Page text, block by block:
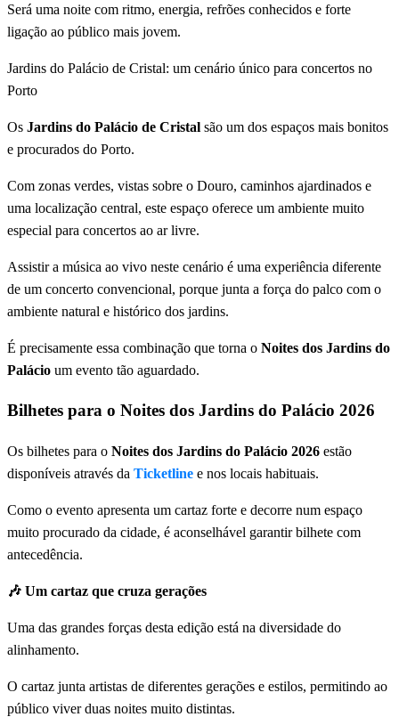
Será uma noite com ritmo, energia, refrões conhecidos e forte
ligação ao público mais jovem.
Jardins do Palácio de Cristal: um cenário único para concertos no
Porto
Os Jardins do Palácio de Cristal são um dos espaços mais bonitos
e procurados do Porto.
Com zonas verdes, vistas sobre o Douro, caminhos ajardinados e
uma localização central, este espaço oferece um ambiente muito
especial para concertos ao ar livre.
Assistir a música ao vivo neste cenário é uma experiência diferente
de um concerto convencional, porque junta a força do palco com o
ambiente natural e histórico dos jardins.
É precisamente essa combinação que torna o Noites dos Jardins do
Palácio um evento tão aguardado.
Bilhetes para o Noites dos Jardins do Palácio 2026
Os bilhetes para o Noites dos Jardins do Palácio 2026 estão
disponíveis através da Ticketline e nos locais habituais.
Como o evento apresenta um cartaz forte e decorre num espaço
muito procurado da cidade, é aconselhável garantir bilhete com
antecedência.
🎶 Um cartaz que cruza gerações
Uma das grandes forças desta edição está na diversidade do
alinhamento.
O cartaz junta artistas de diferentes gerações e estilos, permitindo ao
público viver duas noites muito distintas.